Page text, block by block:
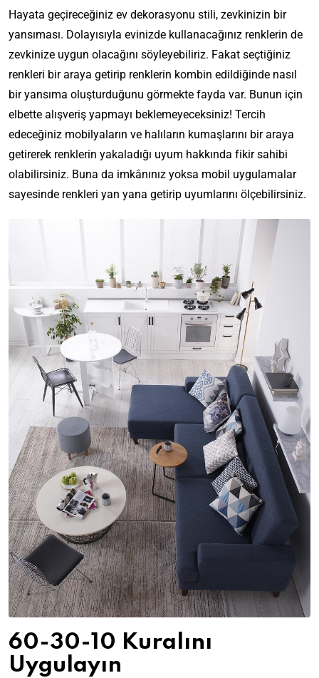
Hayata geçireceğiniz ev dekorasyonu stili, zevkinizin bir
yansıması. Dolayısıyla evinizde kullanacağınız renklerin de
zevkinize uygun olacağını söyleyebiliriz. Fakat seçtiğiniz
renkleri bir araya getirip renklerin kombin edildiğinde nasıl
bir yansıma oluşturduğunu görmekte fayda var. Bunun için
elbette alışveriş yapmayı beklemeyeceksiniz! Tercih
edeceğiniz mobilyaların ve halıların kumaşlarını bir araya
getirerek renklerin yakaladığı uyum hakkında fikir sahibi
olabilirsiniz. Buna da imkânınız yoksa mobil uygulamalar
sayesinde renkleri yan yana getirip uyumlarını ölçebilirsiniz.
60-30-10 Kuralını
Uygulayın